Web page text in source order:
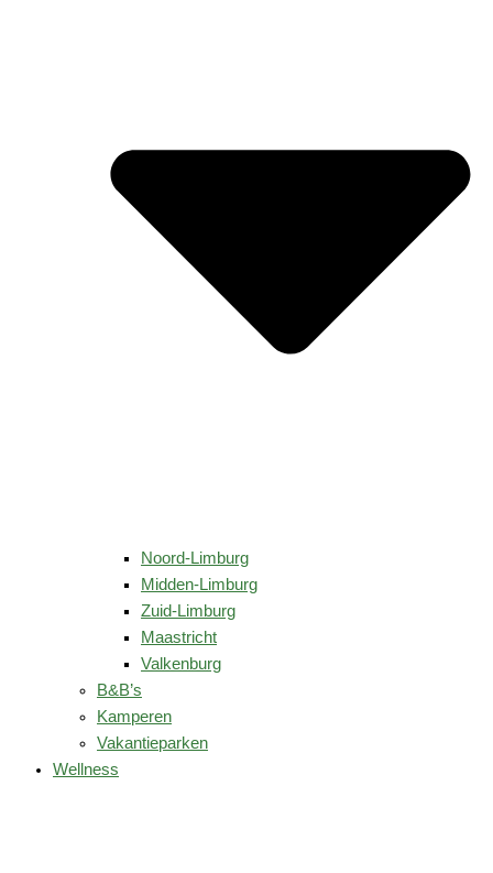
Noord-Limburg
Midden-Limburg
Zuid-Limburg
Maastricht
Valkenburg
B&B’s
Kamperen
Vakantieparken
Wellness